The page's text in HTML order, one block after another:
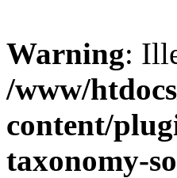
Warning:
/www/
content/
taxonomy-